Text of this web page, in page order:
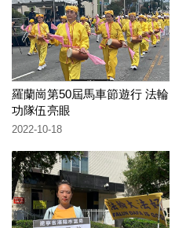
羅蘭崗第50屆馬車節遊行 法輪
功隊伍亮眼
2022-10-18